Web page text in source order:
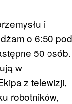
i
o 6:50 pod
50 osób.
w
z telewizji,
robotników,